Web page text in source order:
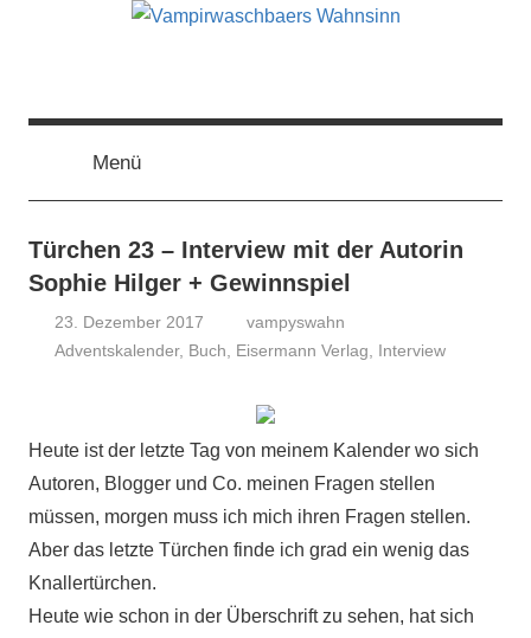
Vampirwaschbaers
Wahnsinn
mein
Leben
mein
persönlicher
Menü
Türchen 23 – Interview mit der Autorin
Sophie Hilger + Gewinnspiel
23. Dezember 2017
vampyswahn
Adventskalender, Buch Eisermann Verlag Interview
Heute ist der letzte Tag von meinem Kalender wo sich
Autoren, Blogger und Co. meinen Fragen stellen
müssen, morgen muss ich mich ihren Fragen stellen.
Aber das letzte Türchen finde ich grad ein wenig das
Knallertürchen.
Heute wie schon in der Überschrift zu sehen, hat sich